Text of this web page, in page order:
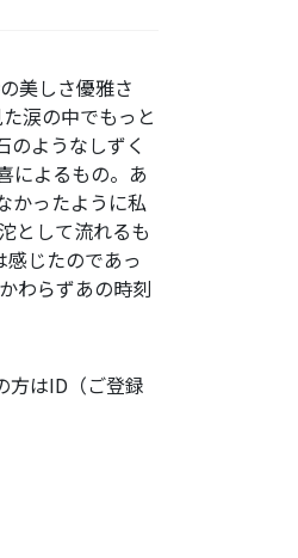
美しさ優雅さ
涙の中でもっと
のようなしずく
によるもの。あ
かったように私
として流れるも
じたのであっ
わらずあの時刻
方はID（ご登録